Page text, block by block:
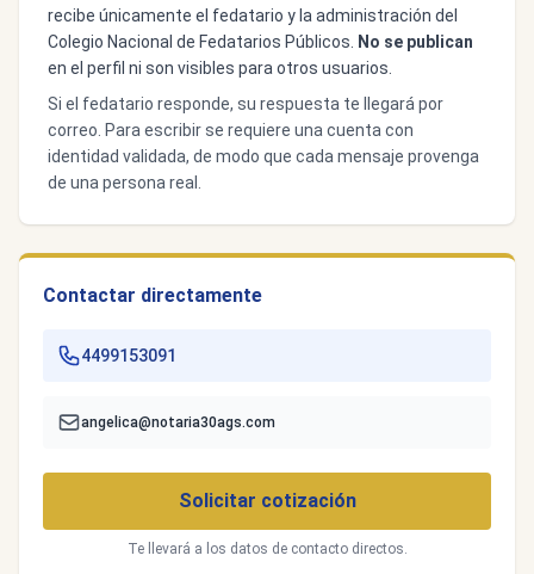
recibe únicamente el fedatario y la administración del
Colegio Nacional de Fedatarios Públicos.
No se publican
en el perfil ni son visibles para otros usuarios.
Si el fedatario responde, su respuesta te llegará por
correo. Para escribir se requiere una cuenta con
identidad validada, de modo que cada mensaje provenga
de una persona real.
Contactar directamente
4499153091
angelica@notaria30ags.com
Solicitar cotización
Te llevará a los datos de contacto directos.